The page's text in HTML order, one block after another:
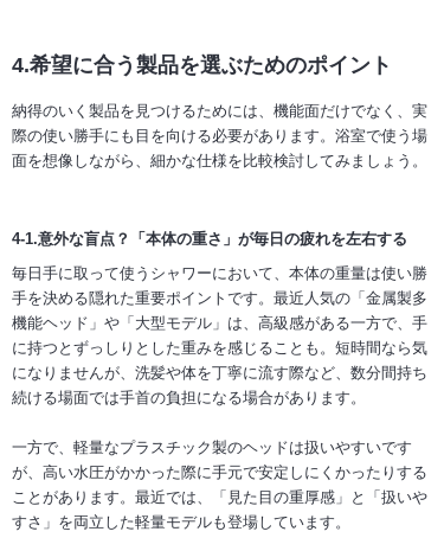
4.希望に合う製品を選ぶためのポイント
納得のいく製品を見つけるためには、機能面だけでなく、実
際の使い勝手にも目を向ける必要があります。浴室で使う場
面を想像しながら、細かな仕様を比較検討してみましょう。
4-1.意外な盲点？「本体の重さ」が毎日の疲れを左右する
毎日手に取って使うシャワーにおいて、本体の重量は使い勝
手を決める隠れた重要ポイントです。最近人気の「金属製多
機能ヘッド」や「大型モデル」は、高級感がある一方で、手
に持つとずっしりとした重みを感じることも。短時間なら気
になりませんが、洗髪や体を丁寧に流す際など、数分間持ち
続ける場面では手首の負担になる場合があります。
一方で、軽量なプラスチック製のヘッドは扱いやすいです
が、高い水圧がかかった際に手元で安定しにくかったりする
ことがあります。最近では、「見た目の重厚感」と「扱いや
すさ」を両立した軽量モデルも登場しています。